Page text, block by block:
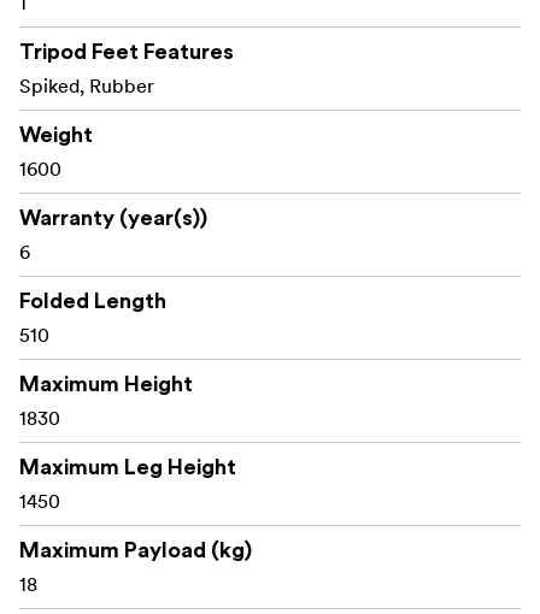
Tripod Feet Features
Spiked, Rubber
Weight
1600
Warranty (year(s))
6
Folded Length
510
Maximum Height
1830
Maximum Leg Height
1450
Maximum Payload (kg)
18